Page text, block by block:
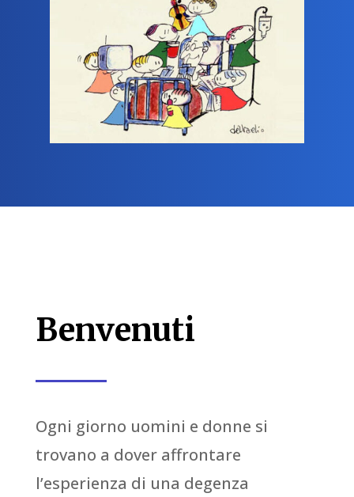
Benvenuti
Ogni giorno uomini e donne si
trovano a dover affrontare
l’esperienza di una degenza